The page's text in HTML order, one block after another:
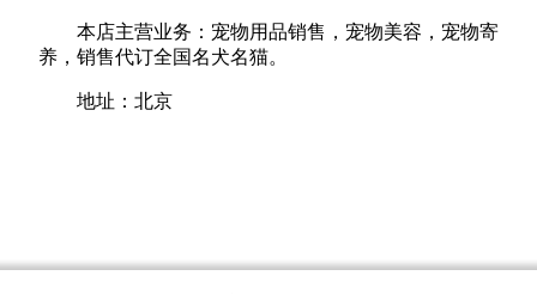
本店主营业务：宠物用品销售，宠物美容，宠物寄
养，销售代订全国名犬名猫。
地址：北京